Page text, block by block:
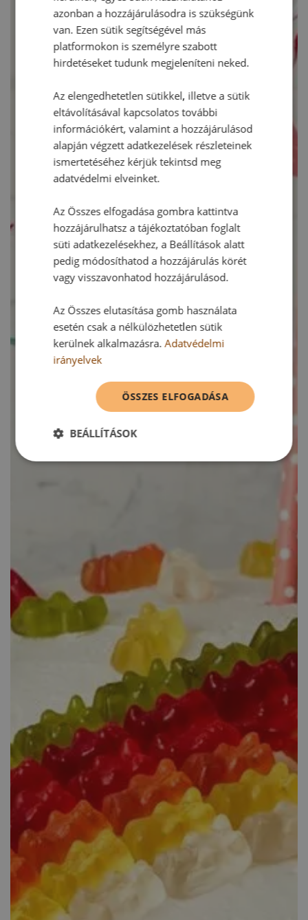
azonban a hozzájárulásodra is szükségünk
van. Ezen sütik segítségével más
platformokon is személyre szabott
hirdetéseket tudunk megjeleníteni neked.
Az elengedhetetlen sütikkel, illetve a sütik
eltávolításával kapcsolatos további
információkért, valamint a hozzájárulásod
alapján végzett adatkezelések részleteinek
ismertetéséhez kérjük tekintsd meg
adatvédelmi elveinket.
Az Összes elfogadása gombra kattintva
hozzájárulhatsz a tájékoztatóban foglalt
süti adatkezelésekhez, a Beállítások alatt
pedig módosíthatod a hozzájárulás körét
vagy visszavonhatod hozzájárulásod.
Az Összes elutasítása gomb használata
esetén csak a nélkülözhetetlen sütik
kerülnek alkalmazásra.Adatvédelmi
irányelvek
ÖSSZES ELFOGADÁSA
BEÁLLÍTÁSOK